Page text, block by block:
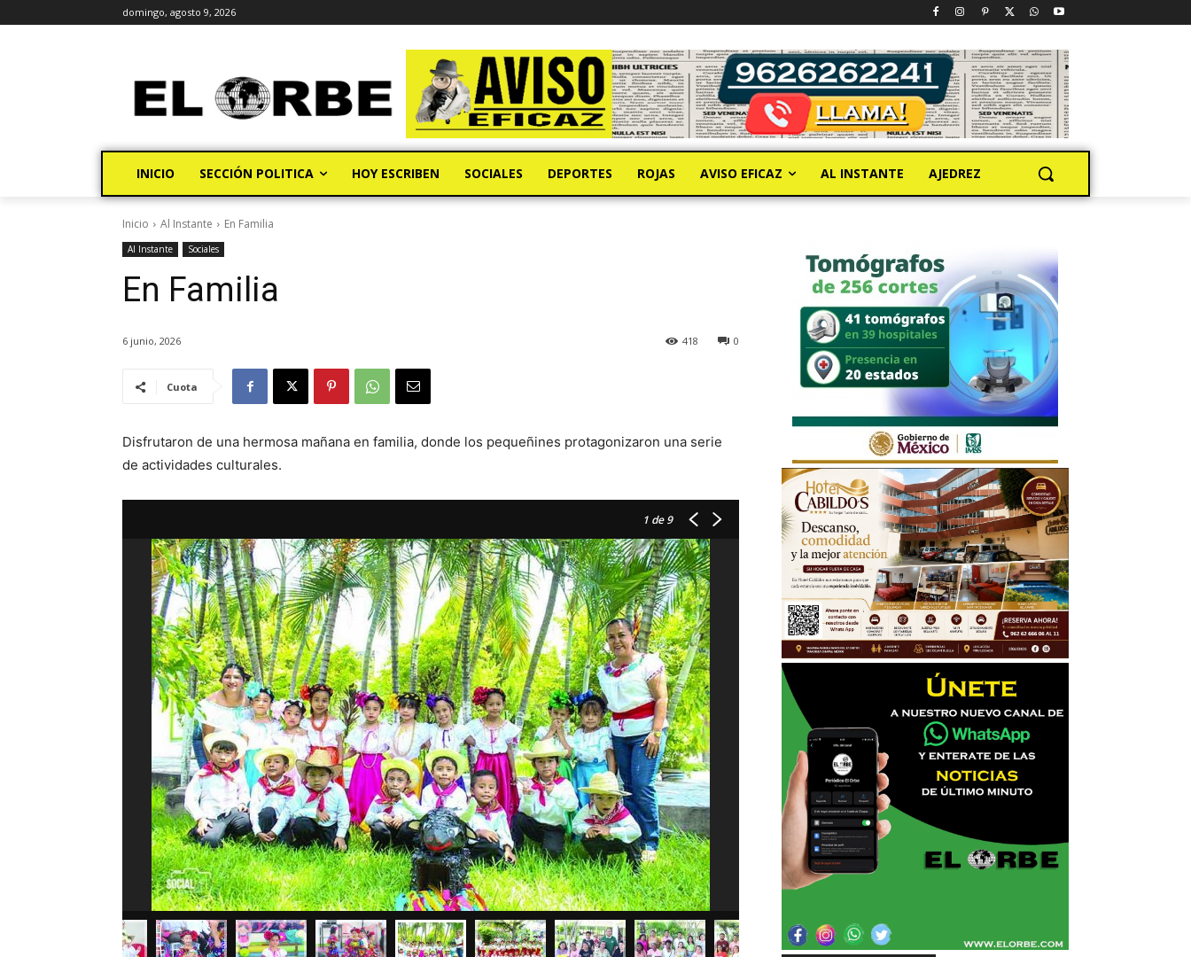
domingo, agosto 9, 2026
INICIO SECCIÓN POLITICA HOY ESCRIBEN SOCIALES DEPORTES ROJAS AVISO EFICAZ AL INSTANTE AJEDREZ
Inicio Al Instante En Familia
Al Instante Sociales
En Familia
6 junio, 2026 0
418
Cuota
Disfrutaron de una hermosa mañana en familia, donde los pequeñines protagonizaron una serie
de actividades culturales.
1 de 9